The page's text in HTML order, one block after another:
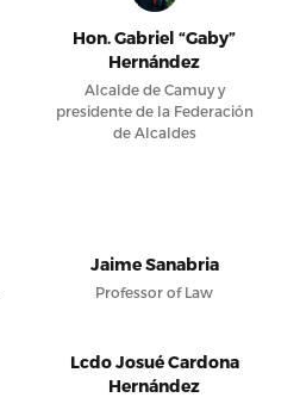
Hon. Gabriel “Gaby”
Hernández
Alcalde de Camuy y
presidente de la Federación
de Alcaldes
Jaime Sanabria
Professor of Law
Lcdo Josué Cardona
Hernández